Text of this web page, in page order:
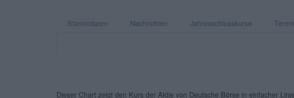
Stammdaten Nachrichten Jahresschlusskurse
Dieser Chart zeigt den Kurs der Aktie von Deutsche Börse in einfacher